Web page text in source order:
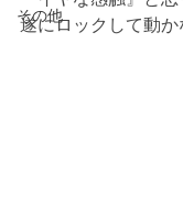
その他
遂にロックして動か